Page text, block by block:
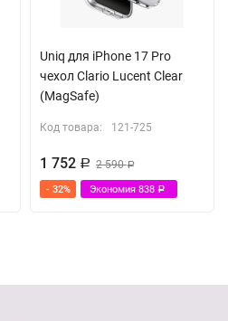
Uniq для iPhone 17 Pro
чехол Clario Lucent Clear
(MagSafe)
Код товара: 121-725
1 752 Р 2 590Р
- 32% Экономия 838 Р